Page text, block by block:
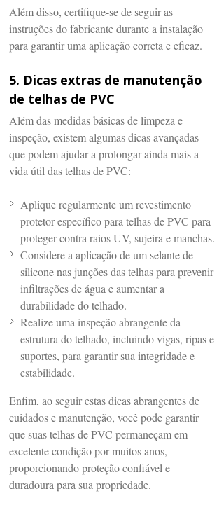
Além disso, certifique-se de seguir as
instruções do fabricante durante a instalação
para garantir uma aplicação correta e eficaz.
5. Dicas extras de manutenção
de telhas de PVC
Além das medidas básicas de limpeza e
inspeção, existem algumas dicas avançadas
que podem ajudar a prolongar ainda mais a
vida útil das telhas de PVC:
Aplique regularmente um revestimento
protetor específico para telhas de PVC para
proteger contra raios UV, sujeira e manchas.
Considere a aplicação de um selante de
silicone nas junções das telhas para prevenir
infiltrações de água e aumentar a
durabilidade do telhado.
Realize uma inspeção abrangente da
estrutura do telhado, incluindo vigas, ripas e
suportes, para garantir sua integridade e
estabilidade.
Enfim, ao seguir estas dicas abrangentes de
cuidados e manutenção, você pode garantir
que suas telhas de PVC permaneçam em
excelente condição por muitos anos,
proporcionando proteção confiável e
duradoura para sua propriedade.